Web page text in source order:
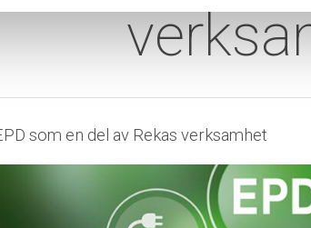
som en del av Rekas verksamhet